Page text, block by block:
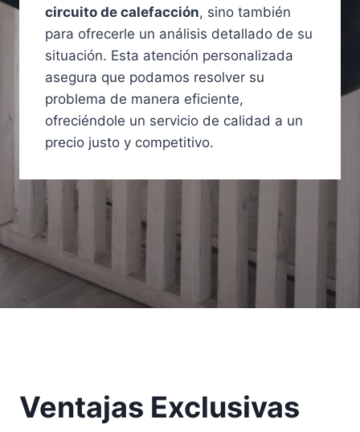
circuito de calefacción, sino también
para ofrecerle un análisis detallado de su
situación. Esta atención personalizada
asegura que podamos resolver su
problema de manera eficiente,
ofreciéndole un servicio de calidad a un
precio justo y competitivo.
Ventajas Exclusivas